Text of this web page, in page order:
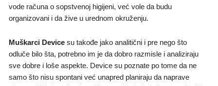
vode računa o sopstvenoj higijeni, već vole da budu
organizovani i da žive u urednom okruženju.
Muškarci Devicesu takođe jako analitični i pre nego što
odluče bilo šta, potrebno im je da dobro razmisle i analiziraju
sve dobre i loše aspekte. Device su poznate po tome da ne
samo što nisu spontani već unapred planiraju da naprave